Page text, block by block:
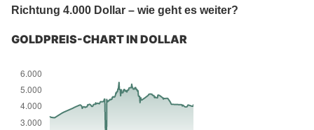
Richtung 4.000 Dollar – wie geht es weiter?
GOLDPREIS-CHART IN DOLLAR